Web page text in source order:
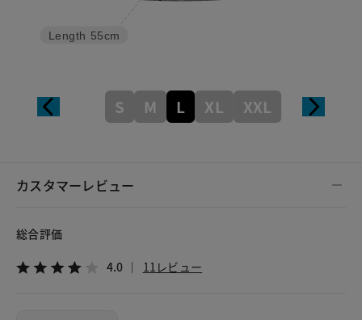
Length 55cm
S M L XL XXL
カスタマーレビュー
総合評価
4.0 11レビュー